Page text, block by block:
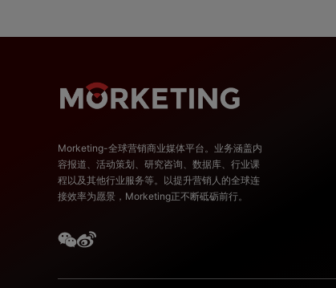
Morketing-全球营销商业媒体平台。业务涵盖内
容报道、活动策划、研究咨询、数据库、行业课
程以及其他行业服务等。以提升营销人的全球连
接效率为愿景，Morketing正不断砥砺前行。